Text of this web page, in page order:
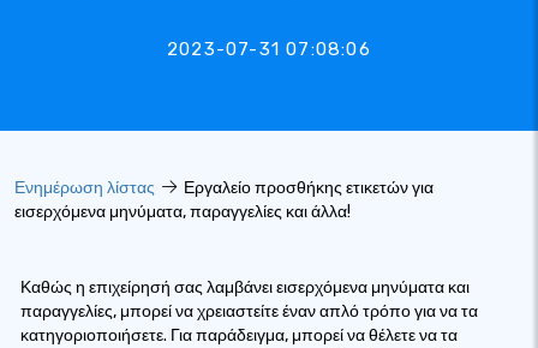
2023-07-31 07:08:06
Ενημέρωση λίστας
Εργαλείο προσθήκης ετικετών για
εισερχόμενα μηνύματα, παραγγελίες και άλλα!
Καθώς η επιχείρησή σας λαμβάνει εισερχόμενα μηνύματα και
παραγγελίες, μπορεί να χρειαστείτε έναν απλό τρόπο για να τα
κατηγοριοποιήσετε. Για παράδειγμα, μπορεί να θέλετε να τα